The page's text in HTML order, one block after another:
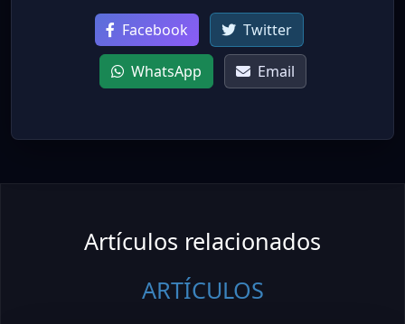
Facebook Twitter
WhatsApp Email
Artículos relacionados
ARTÍCULOS